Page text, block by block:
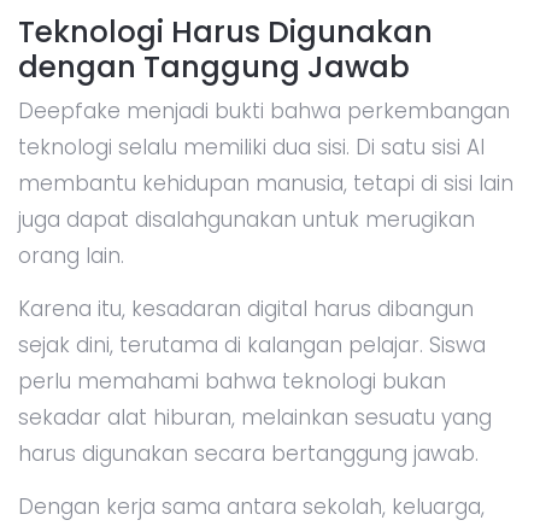
Teknologi Harus Digunakan
dengan Tanggung Jawab
Deepfake menjadi bukti bahwa perkembangan
teknologi selalu memiliki dua sisi. Di satu sisi AI
membantu kehidupan manusia, tetapi di sisi lain
juga dapat disalahgunakan untuk merugikan
orang lain.
Karena itu, kesadaran digital harus dibangun
sejak dini, terutama di kalangan pelajar. Siswa
perlu memahami bahwa teknologi bukan
sekadar alat hiburan, melainkan sesuatu yang
harus digunakan secara bertanggung jawab.
Dengan kerja sama antara sekolah, keluarga,